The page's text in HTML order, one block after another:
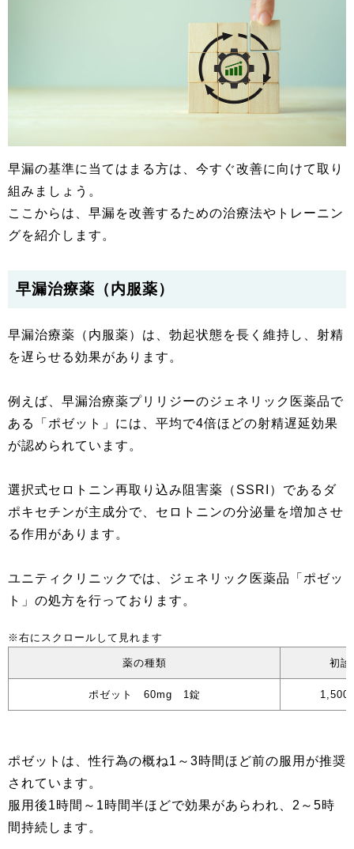
早漏の基準に当てはまる方は、今すぐ改善に向けて取り
組みましょう。
ここからは、早漏を改善するための治療法やトレーニン
グを紹介します。
早漏治療薬（内服薬）
早漏治療薬（内服薬）は、勃起状態を長く維持し、射精
を遅らせる効果があります。
例えば、早漏治療薬プリリジーのジェネリック医薬品で
ある「ポゼット」には、平均で4倍ほどの射精遅延効果
が認められています。
選択式セロトニン再取り込み阻害薬（SSRI）であるダ
ポキセチンが主成分で、セロトニンの分泌量を増加させ
る作用があります。
ユニティクリニックでは、ジェネリック医薬品「ポゼッ
ト」の処方を行っております。
薬の種類 初診
ポゼット 60mg 1錠 1,500
ポゼットは、性行為の概ね1～3時間ほど前の服用が推奨
されています。
服用後1時間～1時間半ほどで効果があらわれ、2～5時
間持続します。